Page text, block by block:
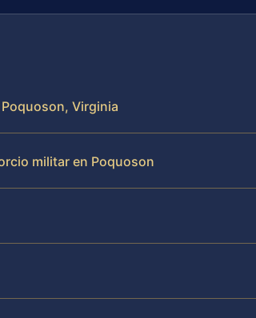
Virginia
militar en Poquoson